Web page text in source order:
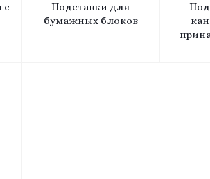
с
Подставки для
бумажных блоков